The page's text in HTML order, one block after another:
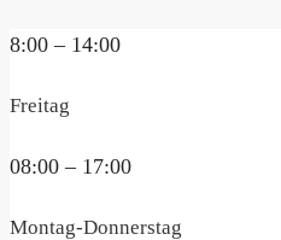
8:00 – 14:00
Freitag
08:00 – 17:00
Montag-Donnerstag